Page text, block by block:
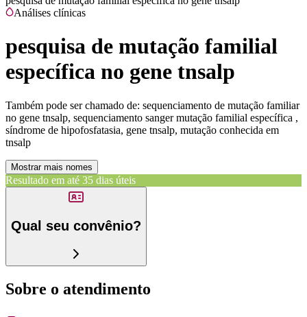
Análises clínicas
pesquisa de mutação familial
específica no gene tnsalp
Também pode ser chamado de: sequenciamento de mutação familiar
no gene tnsalp, sequenciamento sanger mutação familial específica ,
síndrome de hipofosfatasia, gene tnsalp, mutação conhecida em
tnsalp
Mostrar mais nomes
Resultado em até 35 dias úteis
Qual seu convênio?
Sobre o atendimento